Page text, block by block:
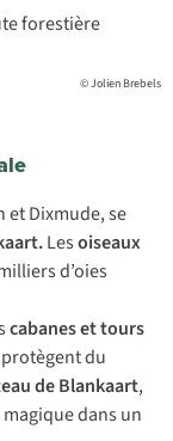
© Jolien Brebels
et Dixmude, se
Lesoiseaux
d’oies
cabanes et tours
du
de Blankaart,
dans un